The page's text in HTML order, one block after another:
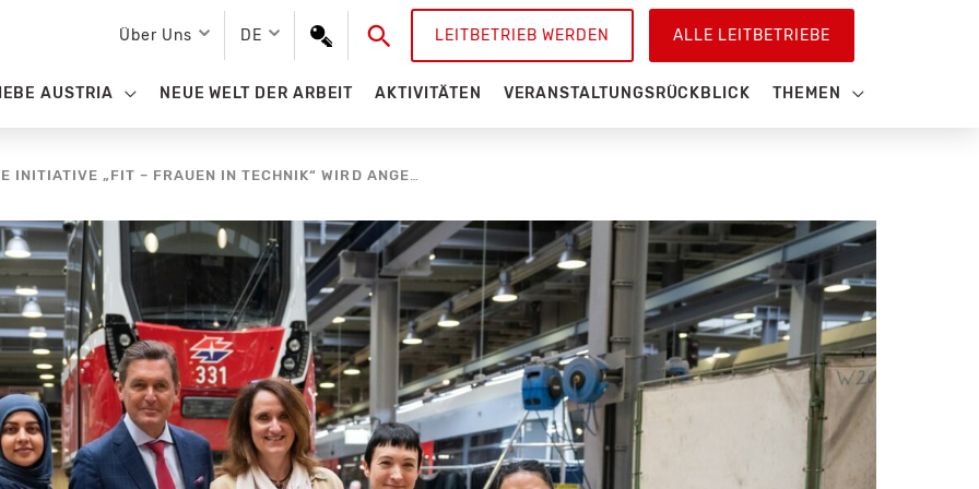
Über Uns DE SuchenLEITBETRIEB WERDEN ALLE LEITBETRIEBE
AUSTRIA NEUE WELT DER ARBEIT AKTIVITÄTEN VERANSTALTUNGSRÜCKBLICK THEMEN